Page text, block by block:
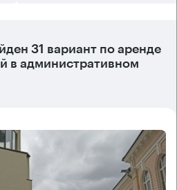
31 вариант по аренде
в административном